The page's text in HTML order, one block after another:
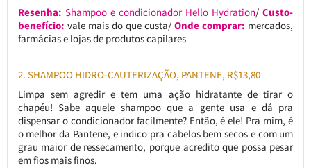
Resenha: Shampoo e condicionador Hello Hydration/Custo-
benefício: vale mais do que custa/Onde comprar: mercados,
farmácias e lojas de produtos capilares
2. SHAMPOO HIDRO-CAUTERIZAÇÃO, PANTENE, R$13,80
Limpa sem agredir e tem uma ação hidratante de tirar o
chapéu! Sabe aquele shampoo que a gente usa e dá pra
dispensar o condicionador facilmente? Então, é ele! Pra mim, é
o melhor da Pantene, e indico pra cabelos bem secos e com um
grau maior de ressecamento, porque acredito que possa pesar
em fios mais finos.